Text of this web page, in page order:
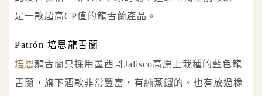
是一款超高CP值的龍舌蘭產品。
Patrón 培恩龍舌蘭
培恩龍舌蘭只採用墨西哥Jalisco高原上栽種的藍色龍
舌蘭，旗下酒款非常豐富，有純蒸餾的、也有放過橡